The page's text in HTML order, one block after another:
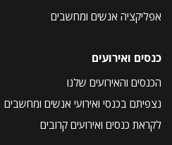
אפליקציה אנשים ומחשבים
כנסים ואירועים
הכנסים והאירועים שלנו
נצפיתם בכנסי ואירועי אנשים ומחשבים
לקראת כנסים ואירועים קרובים